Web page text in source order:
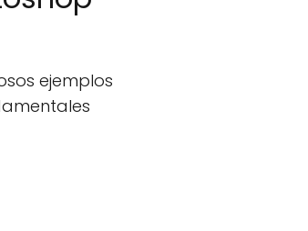
ejemplos